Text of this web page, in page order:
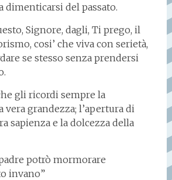
dimenticarsi del passato.
Signore, dagli, Ti prego, il
cosi’ che viva con serietà,
se stesso senza prendersi
gli ricordi sempre la
vera grandezza; l’apertura di
sapienza e la dolcezza della
potrò mormorare
invano”